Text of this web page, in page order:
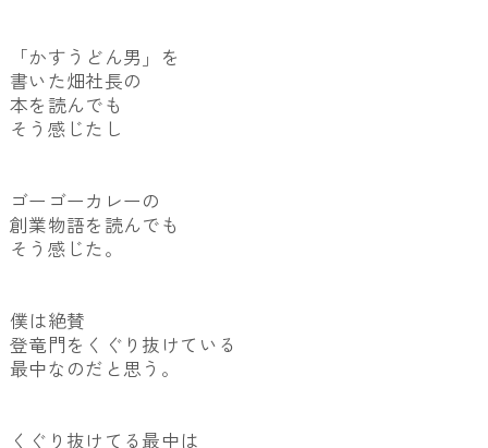
「かすうどん男」を
書いた畑社長の
本を読んでも
そう感じたし
ゴーゴーカレーの
創業物語を読んでも
そう感じた。
僕は絶賛
登竜門をくぐり抜けている
最中なのだと思う。
くぐり抜けてる最中は